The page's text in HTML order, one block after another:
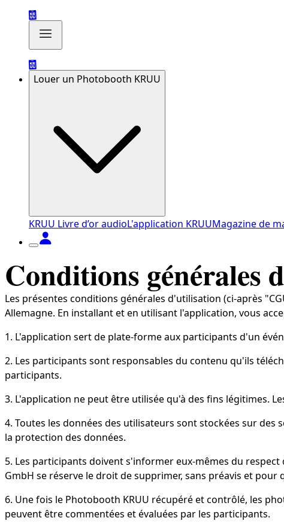
Louer un Photobooth KRUU
KRUU Livre d’or audioL'application KRUUMagazine de
Conditions
Les présentes conditions générales d'utilisation (ci-après
Allemagne. En installant et en utilisant l'application, vous
1. L'application sert de plate-forme aux participants d'un
2. Les participants sont responsables du contenu qu'ils
participants.
3. L'application ne peut être utilisée qu'à des fins légitimes.
4. Toutes les données des utilisateurs sont stockées sur
la protection des données.
5. Les participants doivent s'informer eux-mêmes du
GmbH se réserve le droit de supprimer, sans préavis et
6. Une fois le Photobooth KRUU récupéré et contrôlé, les
peuvent être commentées et évaluées par les participants.